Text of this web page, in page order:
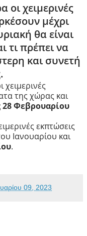
οι χειμερινές
μέχρι
θα είναι
τι πρέπει να
και συνετή
της χώρας και
28 Φεβρουαρίου
εκπτώσεις
Ιανουαρίου και
.
09, 2023